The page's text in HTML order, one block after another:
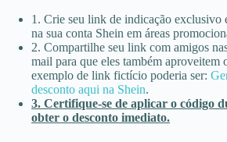
1. Crie seu link de indicação exclusivo
na sua conta Shein em áreas
2. Compartilhe seu link com amigos
mail para que eles também aproveitem
exemplo de link fictício poderia ser:
desconto aqui na Shein.
3. Certifique-se de aplicar o código
obter o desconto imediato.